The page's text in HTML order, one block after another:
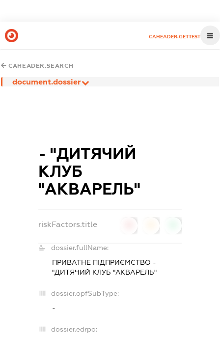
CAHEADER.GETTEST
CAHEADER.SEARCH
document.dossier
- "ДИТЯЧИЙ
КЛУБ
"АКВАРЕЛЬ"
riskFactors.title
dossier.fullName:
ПРИВАТНЕ ПІДПРИЄМСТВО -
"ДИТЯЧИЙ КЛУБ "АКВАРЕЛЬ"
dossier.opfSubType:
-
dossier.edrpo: